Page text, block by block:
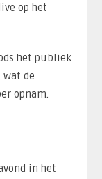
op het
het publiek
wat de
opnam.
in het